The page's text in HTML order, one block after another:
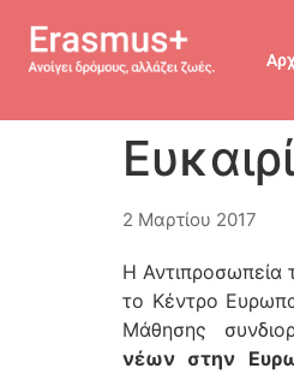
2 Μαρτίου 2017
Η Αντιπροσωπεία
το Κέντρο
Μάθησης
νέων στην